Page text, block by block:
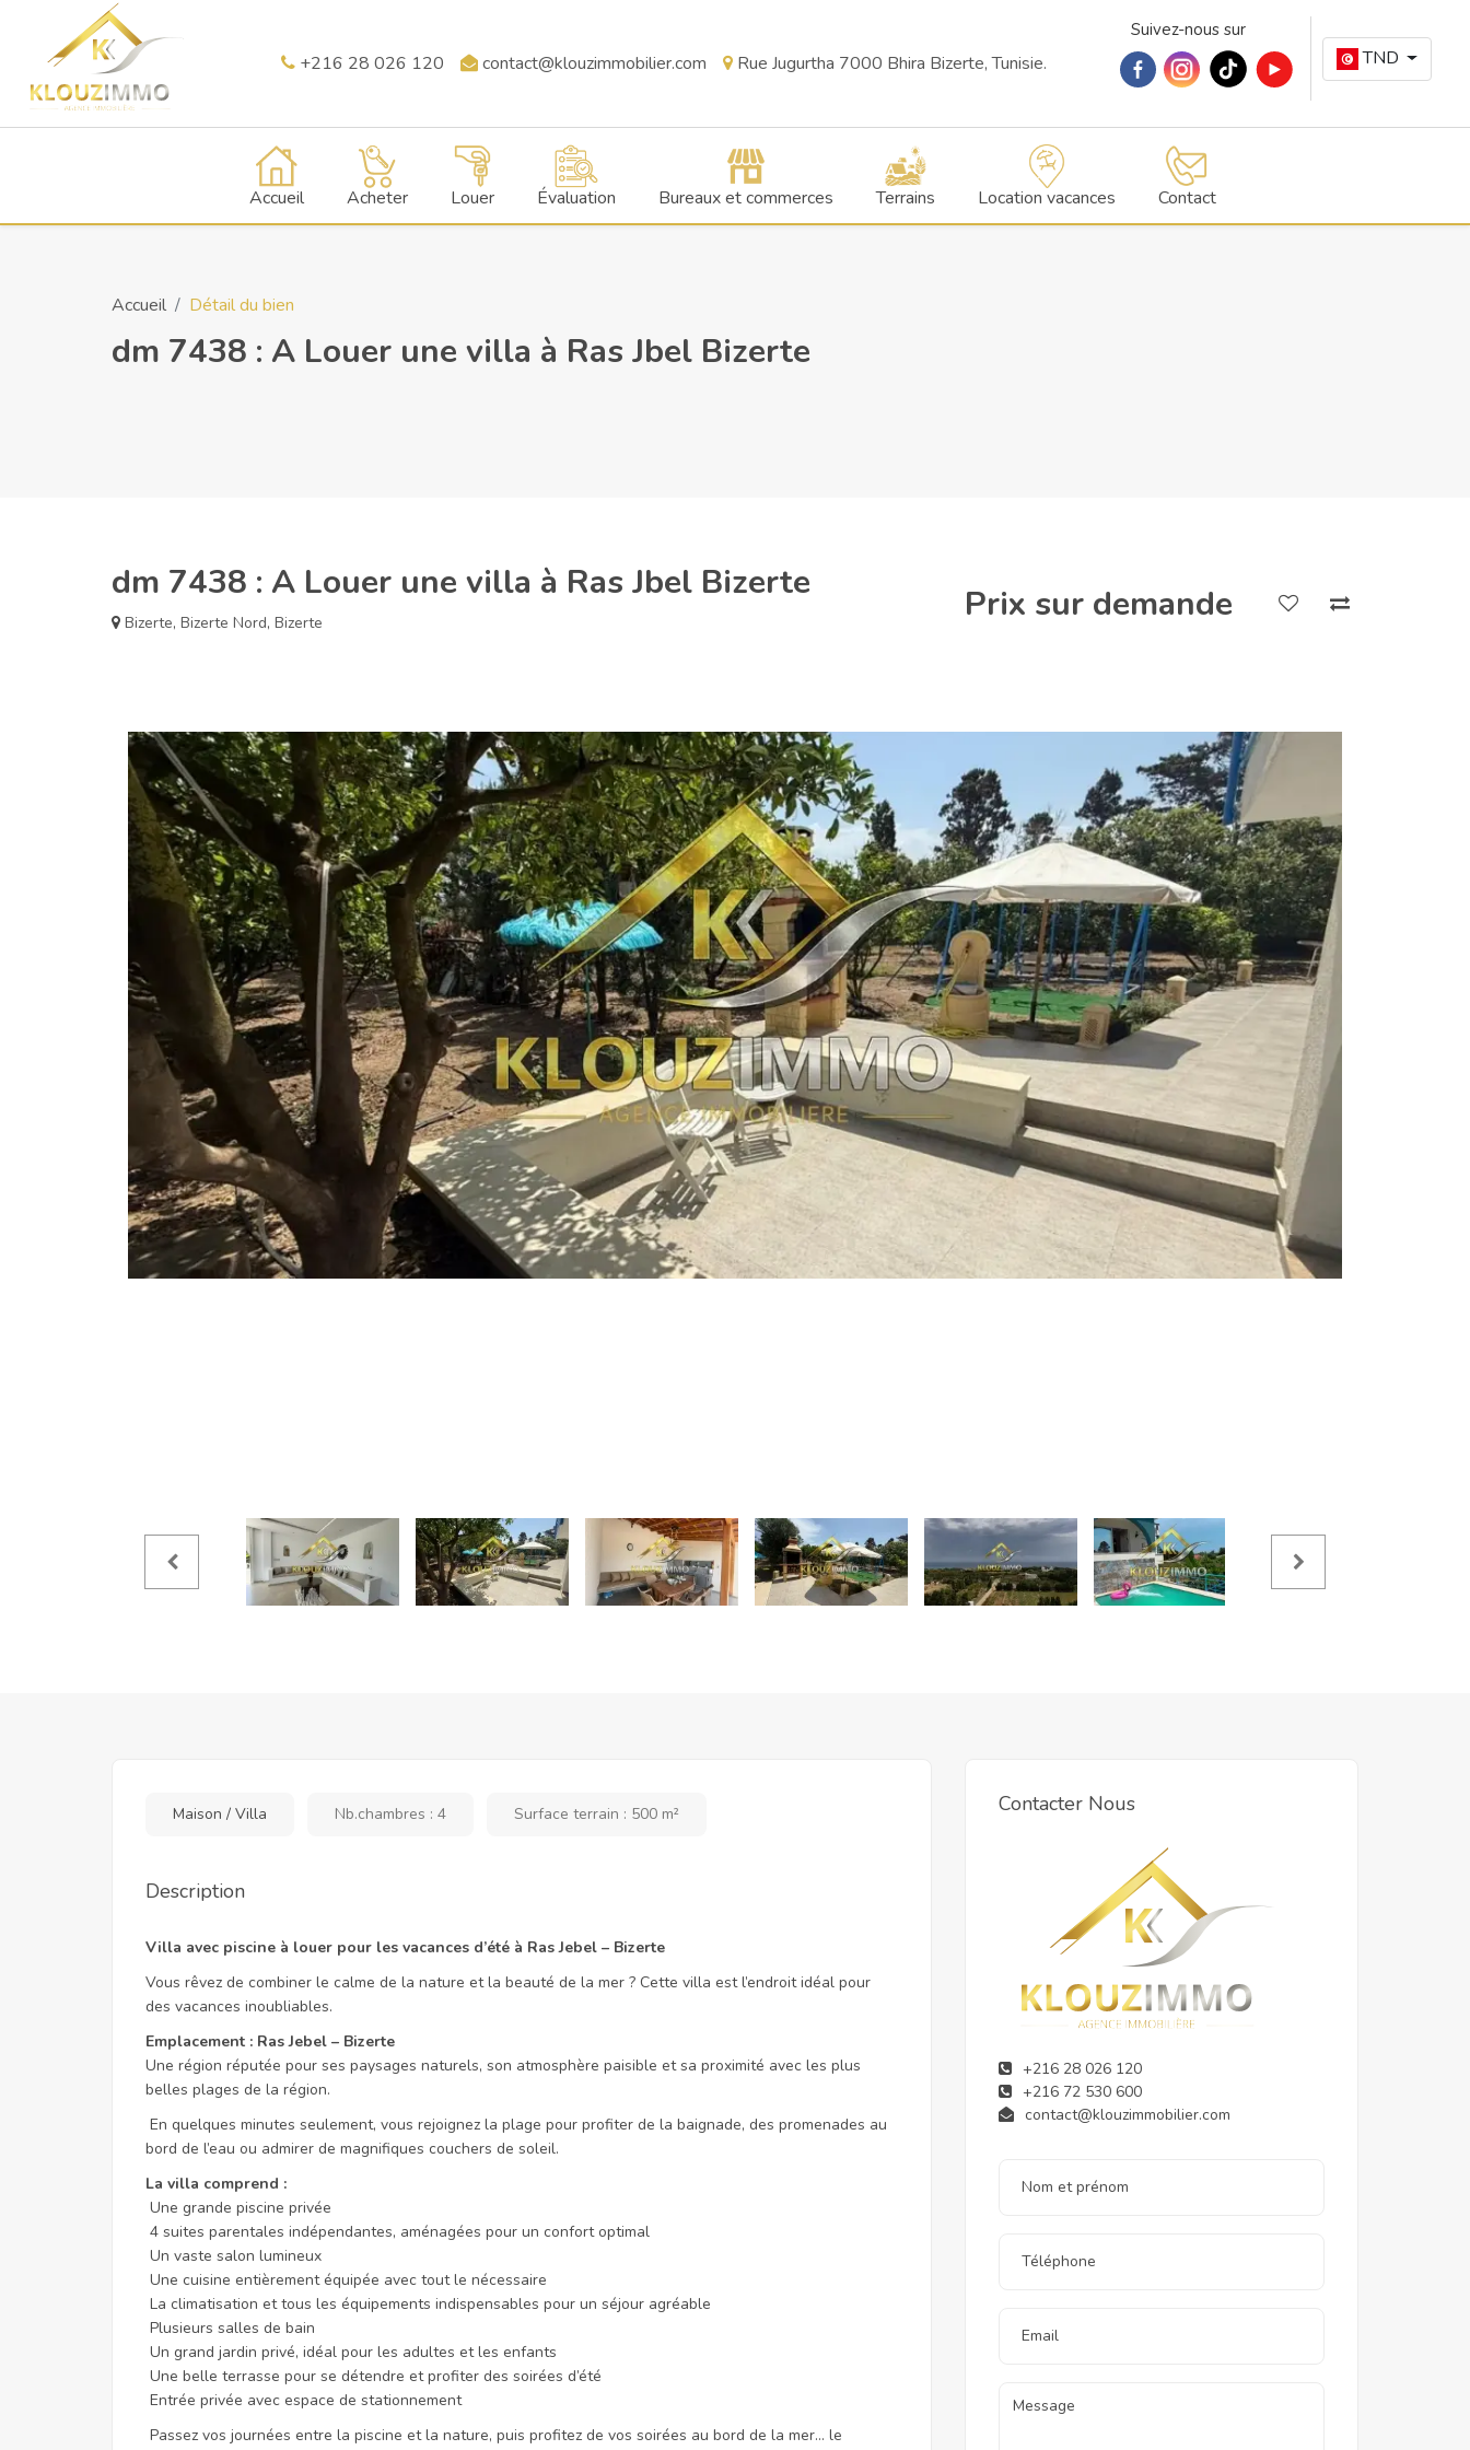
+216 28 026 120 contact@klouzimmobilier.com Rue Jugurtha 7000 Bhira Bizerte, Tunisie.
Suivez-nous sur
TND
Accueil Acheter Louer Évaluation Bureaux et commerces Terrains Location vacances Contact
Accueil Détail du bien
dm 7438 : A Louer une villa à Ras Jbel Bizerte
dm 7438 : A Louer une villa à Ras Jbel Bizerte
Bizerte, Bizerte Nord, Bizerte Prix sur demande
Maison / Villa Nb.chambres : 4 Surface terrain : 500 m²
Description
Villa avec piscine à louer pour les vacances d’été à Ras Jebel – Bizerte
Vous rêvez de combiner le calme de la nature et la beauté de la mer ? Cette villa est l’endroit idéal pour
des vacances inoubliables.
Emplacement : Ras Jebel – Bizerte
Une région réputée pour ses paysages naturels, son atmosphère paisible et sa proximité avec les plus
belles plages de la région.
En quelques minutes seulement, vous rejoignez la plage pour profiter de la baignade, des promenades au
bord de l’eau ou admirer de magnifiques couchers de soleil.
La villa comprend :
Une grande piscine privée
4 suites parentales indépendantes, aménagées pour un confort optimal
Un vaste salon lumineux
Une cuisine entièrement équipée avec tout le nécessaire
La climatisation et tous les équipements indispensables pour un séjour agréable
Plusieurs salles de bain
Un grand jardin privé, idéal pour les adultes et les enfants
Une belle terrasse pour se détendre et profiter des soirées d’été
Entrée privée avec espace de stationnement
Passez vos journées entre la piscine et la nature, puis profitez de vos soirées au bord de la mer… le
Contacter Nous
+216 28 026 120
+216 72 530 600
contact@klouzimmobilier.com